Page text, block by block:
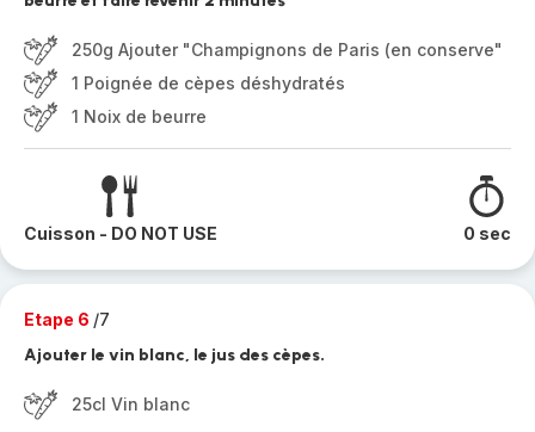
250g Ajouter "Champignons de Paris (en conserve"
1 Poignée de cèpes déshydratés
1 Noix de beurre
Cuisson - DO NOT USE 0 sec
Etape 6 /7
Ajouter le vin blanc, le jus des cèpes.
25cl Vin blanc